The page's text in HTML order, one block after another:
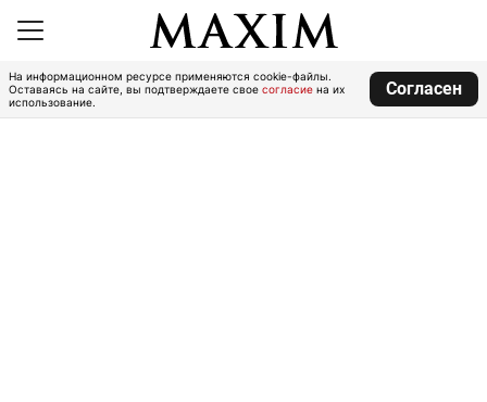
На информационном ресурсе применяются cookie-файлы.
Оставаясь на сайте, вы подтверждаете свое согласие на их
использование.
Согласен